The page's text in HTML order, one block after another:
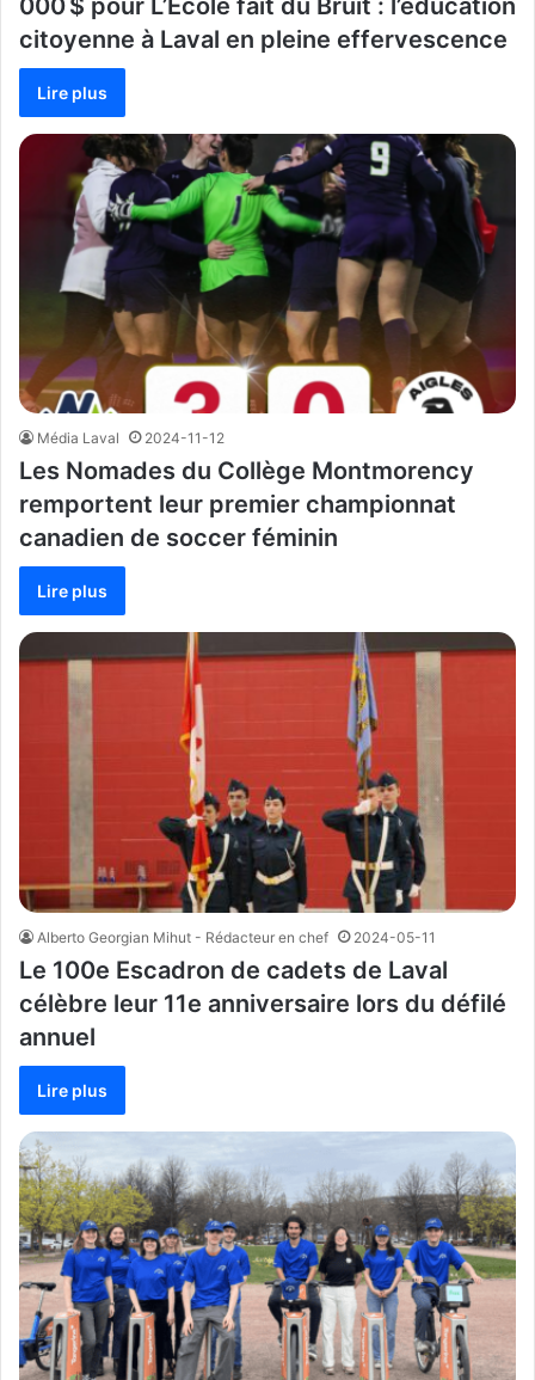
citoyenne à Laval en pleine effervescence
Lire plus
Média Laval 2024-11-12
Les Nomades du Collège Montmorency
remportent leur premier championnat
canadien de soccer féminin
Lire plus
Alberto Georgian Mihut - Rédacteur en chef 2024-05-11
Le 100e Escadron de cadets de Laval
célèbre leur 11e anniversaire lors du défilé
annuel
Lire plus